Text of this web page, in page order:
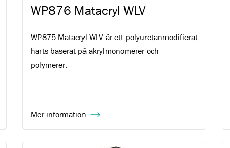
WP876 Matacryl WLV
WP875 Matacryl WLV är ett polyuretanmodifierat
harts baserat på akrylmonomerer och -
polymerer.
Mer information